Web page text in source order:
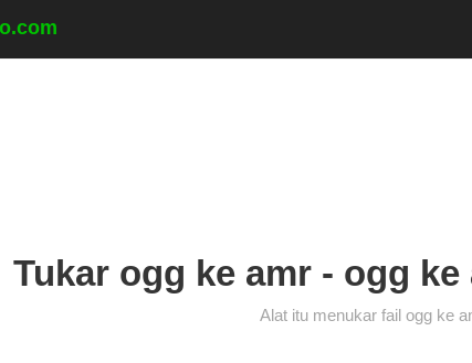
Tukar ogg ke amr - ogg
Alat itu menukar fail ogg ke